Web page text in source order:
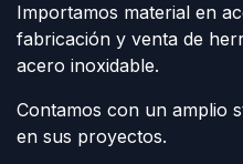
Importamos material en
fabricación y venta de
acero inoxidable.
Contamos con un amplio
en sus proyectos.